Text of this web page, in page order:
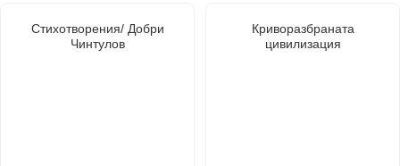
Стихотворения/ Добри
Чинтулов
Криворазбраната
цивилизация